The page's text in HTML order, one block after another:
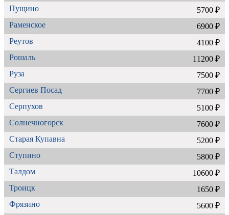
Пущино
5700 ₽
Раменское
6900 ₽
Реутов
4100 ₽
Рошаль
11200 ₽
Руза
7500 ₽
Сергиев Посад
7700 ₽
Серпухов
5100 ₽
Солнечногорск
7600 ₽
Старая Купавна
5200 ₽
Ступино
5800 ₽
Талдом
10600 ₽
Троицк
1650 ₽
Фрязино
5600 ₽